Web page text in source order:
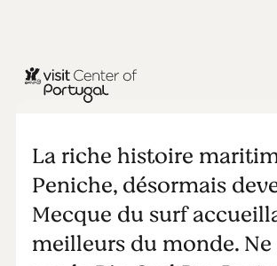
PLAGES & SURF
Peniche: un
paradis
les surfeurs!
La riche histoire
Peniche, désormais
Mecque du surf
meilleurs du monde.